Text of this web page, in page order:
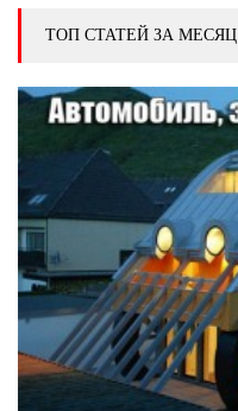
ТОП СТАТЕЙ ЗА МЕСЯЦ